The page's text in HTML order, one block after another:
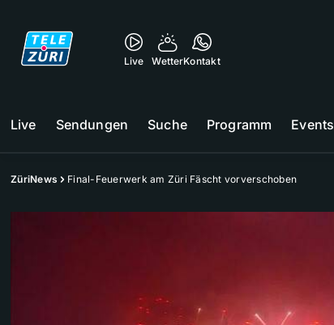
Live WetterKontakt
Live Sendungen Suche Programm Events
ZüriNews Final-Feuerwerk am Züri Fäscht vorverschoben